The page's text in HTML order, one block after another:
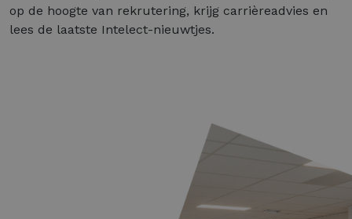
op de hoogte van rekrutering, krijg carrièreadvies en
lees de laatste Intelect-nieuwtjes.